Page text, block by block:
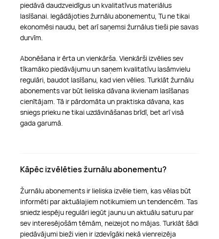
piedāvā daudzveidīgus un kvalitatīvus materiālus
lasīšanai. Iegādājoties žurnālu abonementu, Tu ne tikai
ekonomēsi naudu, bet arī saņemsi žurnālus tieši pie savas
durvīm.
Abonēšana ir ērta un vienkārša. Vienkārši izvēlies sev
tīkamāko piedāvājumu un saņem kvalitatīvu lasāmvielu
regulāri, baudot lasīšanu, kad vien vēlies. Turklāt žurnālu
abonements var būt lieliska dāvana ikvienam lasīšanas
cienītājam. Tā ir pārdomāta un praktiska dāvana, kas
sniegs prieku ne tikai uzdāvināšanas brīdī, bet arī visā
gada garumā.
Kāpēc izvēlēties žurnālu abonementu?
Žurnālu abonements ir lieliska izvēle tiem, kas vēlas būt
informēti par aktuālajiem notikumiem un tendencēm. Tas
sniedz iespēju regulāri iegūt jaunu un aktuālu saturu par
sev interesējošām tēmām, neizejot no mājas. Turklāt šādi
piedāvājumi bieži vien ir izdevīgāki nekā vienreizēja